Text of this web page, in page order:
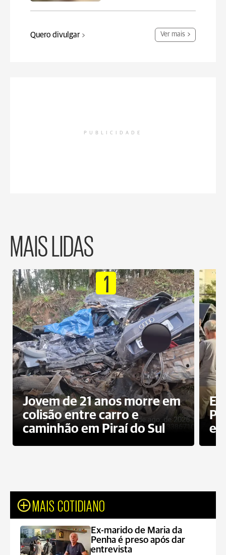
Quero divulgar Ver mais
PUBLICIDADE
MAIS LIDAS
1
Jovem de 21 anos morre em
colisão entre carro e
caminhão em Piraí do Sul
MAIS COTIDIANO
Ex-marido de Maria da
Penha é preso após dar
entrevista